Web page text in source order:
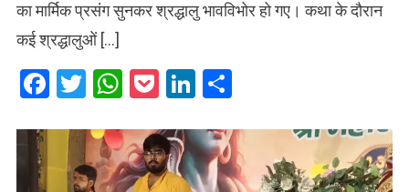
का मार्मिक प्रसंग सुनकर श्रद्धालु भावविभोर हो गए। कथा के दौरान
कई श्रद्धालुओं […]
Facebook
Twitter
WhatsApp
PocketLinkedIn